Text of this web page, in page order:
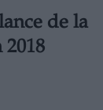
de la
2018